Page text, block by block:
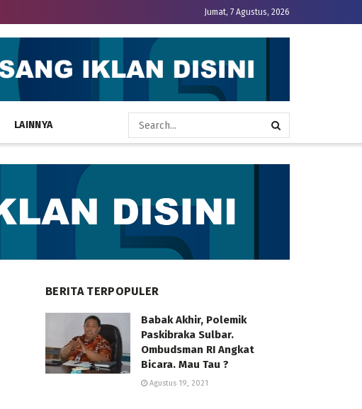
Jumat, 7 Agustus, 2026
LAINNYA
BERITA TERPOPULER
Babak Akhir, Polemik
Paskibraka Sulbar.
Ombudsman RI Angkat
Bicara. Mau Tau ?
Agustus 19, 2021